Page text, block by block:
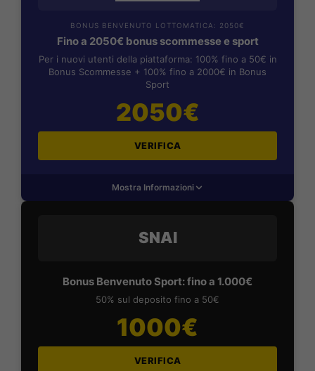
BONUS BENVENUTO LOTTOMATICA: 2050€
Fino a 2050€ bonus scommesse e sport
Per i nuovi utenti della piattaforma: 100% fino a 50€ in
Bonus Scommesse + 100% fino a 2000€ in Bonus
Sport
2050€
VERIFICA
Mostra Informazioni
SNAI
Bonus Benvenuto Sport: fino a 1.000€
50% sul deposito fino a 50€
1000€
VERIFICA